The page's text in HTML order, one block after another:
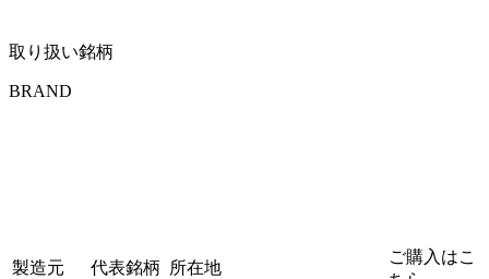
取り扱い銘柄
BRAND
製造元 代表銘柄 所在地
ご購入はこ